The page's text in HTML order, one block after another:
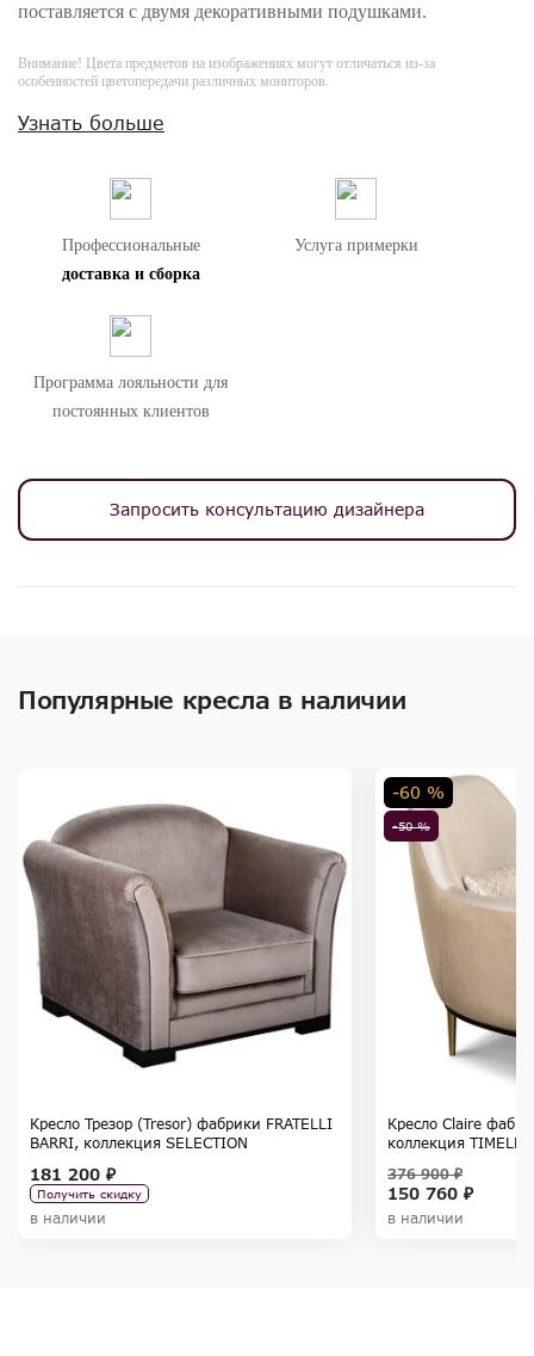
поставляется с двумя декоративными подушками.
Внимание! Цвета предметов на изображениях могут отличаться из-за
особенностей цветопередачи различных мониторов.
Узнать больше
Профессиональные
доставка и сборка
Услуга примерки
Программа лояльности для
постоянных клиентов
Запросить консультацию дизайнера
Популярные кресла в наличии
Кресло Трезор (Tresor) фабрики FRATELLI
BARRI, коллекция SELECTION
181 200 ₽
Получить скидку
в наличии
-50 %
-60 %
Кресло Claire
коллекция
150 760 ₽
376 900 ₽
в наличии